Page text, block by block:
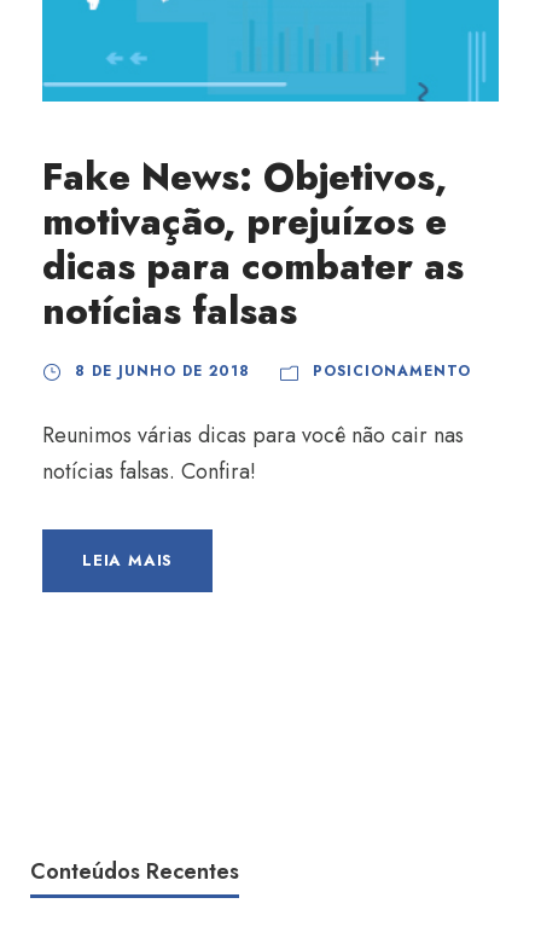
Fake News: Objetivos,
motivação, prejuízos e
dicas para combater as
notícias falsas
8 DE JUNHO DE 2018 POSICIONAMENTO
Reunimos várias dicas para você não cair nas
notícias falsas. Confira!
LEIA MAIS
Conteúdos Recentes